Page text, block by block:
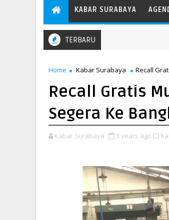
KABAR SURABAYA
TERBARU
Home Kabar Surabaya Recall
Recall Gratis
Segera Ke
Kabar Surabaya 3 years ago